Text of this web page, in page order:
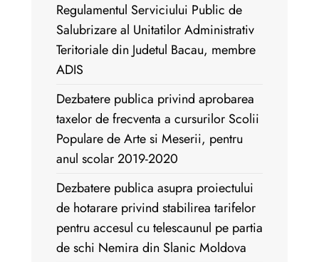
Regulamentul Serviciului Public de
Salubrizare al Unitatilor Administrativ
Teritoriale din Judetul Bacau, membre
ADIS
Dezbatere publica privind aprobarea
taxelor de frecventa a cursurilor Scolii
Populare de Arte si Meserii, pentru
anul scolar 2019-2020
Dezbatere publica asupra proiectului
de hotarare privind stabilirea tarifelor
pentru accesul cu telescaunul pe partia
de schi Nemira din Slanic Moldova